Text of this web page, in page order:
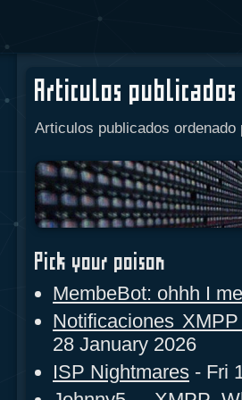
Articulos publicados
Articulos publicados
Pick your poison
MembeBot: ohhh I
Notificaciones
28 January 2026
ISP Nightmares - Fri